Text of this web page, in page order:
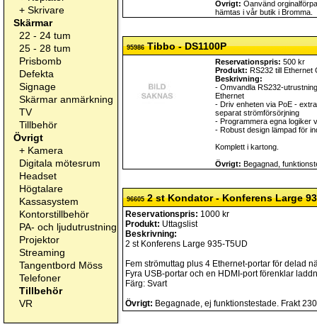
+ Skrivare
Skärmar
22 - 24 tum
25 - 28 tum
Prisbomb
Defekta
Signage
Skärmar anmärkning
TV
Tillbehör
Övrigt
+ Kamera
Digitala mötesrum
Headset
Högtalare
Kassasystem
Kontorstillbehör
PA- och ljudutrustning
Projektor
Streaming
Tangentbord Möss
Telefoner
Tillbehör
VR
Övrigt: Oanvänd
hämtas i vår butik i Bromma.
95986Tibbo - DS1100P
Reservationspris: 500 kr
Produkt: RS232 till Ethernet
Beskrivning:
- Omvandla RS232-
Ethernet
- Driv enheten via PoE -
separat strömförsörjning
- Programmera egna logiker
- Robust design lämpad för
Komplett i kartong.
Övrigt: Begagnad,
966052 st Kondator - Konferens Large
Reservationspris: 1000 kr
Produkt: Uttagslist
Beskrivning:
2 st Konferens Large 935-T5UD
Fem strömuttag plus 4 Ethernet-portar för delad
Fyra USB-portar och en HDMI-port förenklar
Färg: Svart
Övrigt: Begagnade, ej funktionstestade. Frakt